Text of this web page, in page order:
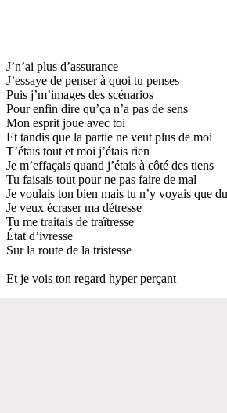
J’n’ai plus d’assurance
J’essaye de penser à quoi tu penses
Puis j’m’images des scénarios
Pour enfin dire qu’ça n’a pas de sens
Mon esprit joue avec toi
Et tandis que la partie ne veut plus de moi
T’étais tout et moi j’étais rien
Je m’effaçais quand j’étais à côté des tiens
Tu faisais tout pour ne pas faire de mal
Je voulais ton bien mais tu n’y voyais que
Je veux écraser ma détresse
Tu me traitais de traîtresse
État d’ivresse
Sur la route de la tristesse
Et je vois ton regard hyper perçant